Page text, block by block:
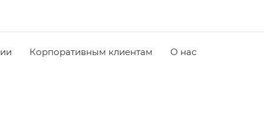
Корпоративным клиентам О нас